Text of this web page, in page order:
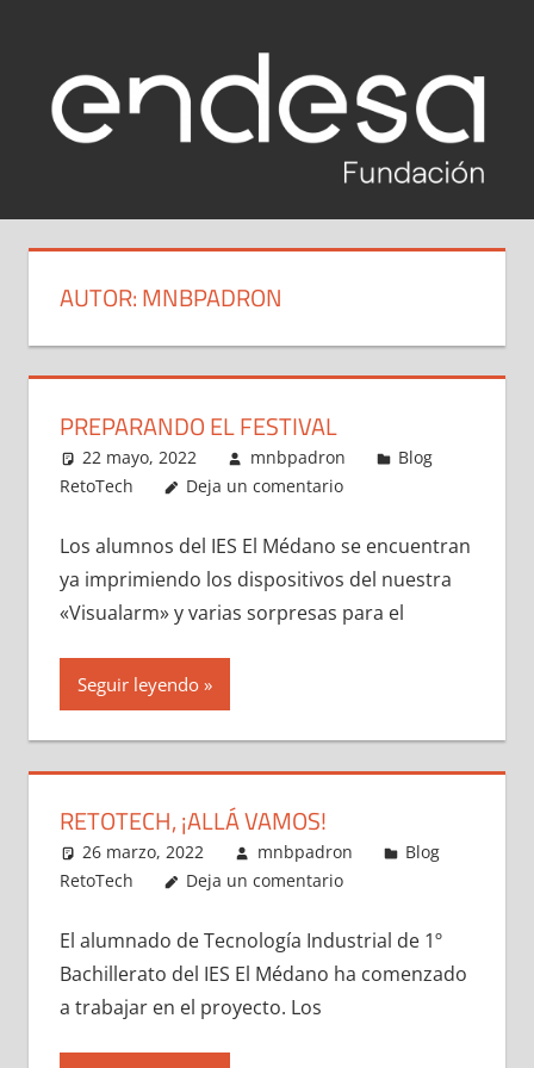
contenido
RETOTECH
2020-
2021
Reto
Tech
Endesa
AUTOR:MNBPADRON
PREPARANDO EL FESTIVAL
22 mayo, 2022 mnbpadron
Blog
RetoTech
Deja un comentario
Los alumnos del IES El Médano se encuentran
ya imprimiendo los dispositivos del nuestra
«Visualarm» y varias sorpresas para el
Seguir leyendo
RETOTECH, ¡ALLÁ VAMOS!
26 marzo, 2022 mnbpadron
Blog
RetoTech
Deja un comentario
El alumnado de Tecnología Industrial de 1º
Bachillerato del IES El Médano ha comenzado
a trabajar en el proyecto. Los